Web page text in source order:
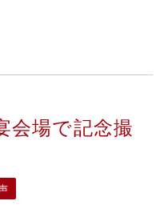
会場で記念撮